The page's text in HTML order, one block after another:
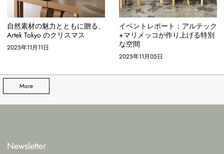
自然素材の魅力とともに贈る、
Artek Tokyo のクリスマス
2025年11月11日
イベントレポート：アルテック
+マリメッコが作り上げる特別
な空間
2025年11月05日
More
Newsletter